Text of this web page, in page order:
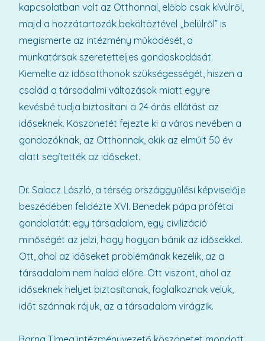
kapcsolatban volt az Otthonnal, előbb csak kívülről,
majd a hozzátartozók beköltöztével „belülről” is
megismerte az intézmény működését, a
munkatársak szeretetteljes gondoskodását.
Kiemelte az idősotthonok szükségességét, hiszen a
család a társadalmi változások miatt egyre
kevésbé tudja biztosítani a 24 órás ellátást az
időseknek. Köszönetét fejezte ki a város nevében a
gondozóknak, az Otthonnak, akik az elmúlt 50 év
alatt segítették az időseket.
Dr. Salacz László, a térség országgyűlési képviselője
beszédében felidézte XVI. Benedek pápa prófétai
gondolatát: egy társadalom, egy civilizáció
minőségét az jelzi, hogy hogyan bánik az idősekkel.
Ott, ahol az időseket problémának kezelik, az a
társadalom nem halad előre. Ott viszont, ahol az
időseknek helyet biztosítanak, foglalkoznak velük,
időt szánnak rájuk, az a társadalom virágzik.